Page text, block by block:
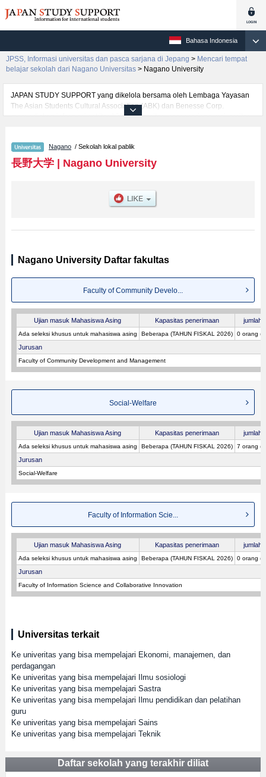
Bahasa Indonesia
JPSS, Informasi universitas dan pasca sarjana di Jepang > Mencari tempat
belajar sekolah dari Nagano Universitas > Nagano University
JAPAN STUDY SUPPORT yang dikelola bersama oleh Lembaga Yayasan
The Asian Students Cultural Association (ABK) dan Benesse Corp.
menyediakan informasi sekitar 1300 universitas, pascasarjana, universitas
per fakultas seperti Fakultas Faculty of Community Development and
ManagementatauFakultas Social-WelfareatauFakultas Faculty of
Information Science and Collaborative Innovation, serta berbagai informasi
pendaftar dan jumlah kelulusan ujian masuk mahasiswa(i) mancanegara,
informasi mengenai ujian masuk, prasarana kampus, akses jalan, dan
Nagano / Sekolah lokal pablik
長野大学| Nagano University
Nagano University Daftar fakultas
Faculty of Community Develo...
Ujian masuk Mahasiswa Asing Kapasitas penerimaan jumlah
Ada seleksi khusus untuk mahasiswa asing Beberapa (TAHUN FISKAL 2026) 0 orang
Jurusan
Faculty of Community Development and Management
Social-Welfare
Ujian masuk Mahasiswa Asing Kapasitas penerimaan jumlah
Ada seleksi khusus untuk mahasiswa asing Beberapa (TAHUN FISKAL 2026) 7 orang
Jurusan
Social-Welfare
Faculty of Information Scie...
Ujian masuk Mahasiswa Asing Kapasitas penerimaan jumlah
Ada seleksi khusus untuk mahasiswa asing Beberapa (TAHUN FISKAL 2026) 0 orang
Jurusan
Faculty of Information Science and Collaborative Innovation
Universitas terkait
Ke univeritas yang bisa mempelajari Ekonomi, manajemen, dan
perdagangan
Ke univeritas yang bisa mempelajari Ilmu sosiologi
Ke univeritas yang bisa mempelajari Sastra
Ke univeritas yang bisa mempelajari Ilmu pendidikan dan pelatihan
guru
Ke univeritas yang bisa mempelajari Sains
Ke univeritas yang bisa mempelajari Teknik
Daftar sekolah yang terakhir diliat